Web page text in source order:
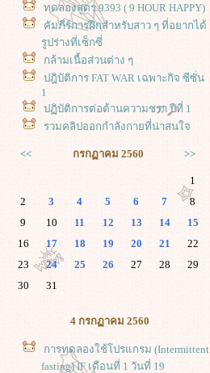
ทดลองสูตร 9393 ( 9 HOUR HAPPY)
คัมภีร์การฝึกสำหรับสาว ๆ ที่อยากได้
รูปร่างที่เซ็กซี่
กล้ามเนื้อส่วนต่าง ๆ
ปฎิบัติการ FAT WAR เฉพาะกิจ ซีซั่น
1
ปฏิบัติการต่อต้านความชรา ปีที่ 1
รวมคลิปออกกำลังกายที่น่าสนใจ
<< กรกฏาคม 2560 >>
1
2
3 4 5 6 7
8
9
10 11 12 13 14
15
16
17 18 19 20 21
22
23
24 25 26 27 28
29
30
31
4 กรกฏาคม 2560
การทดลองใช้โปรแกรม (Intermittent
fasting) IF เดือนที่ 1 วันที่ 19